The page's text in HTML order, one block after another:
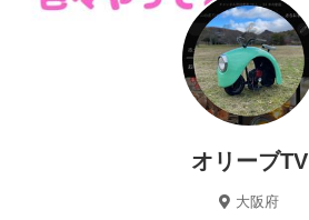
オリーブTV
大阪府